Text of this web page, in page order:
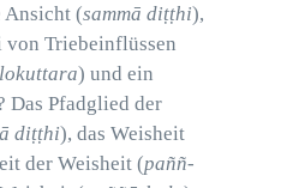
Ansicht (sammā diṭṭhi),
von Triebeinflüssen
lokuttara) und ein
Das Pfadglied der
diṭṭhi), das Weisheit
der Weisheit (paññ-